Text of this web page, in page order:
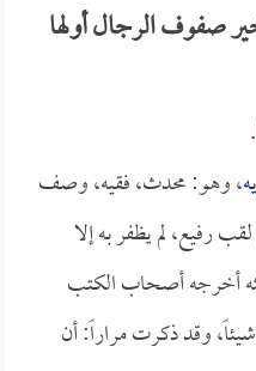
صفوف الرجال أولها
، وهو: محدث، فقيه، وصف
رفيع، لم يظفر به إلا
أخرجه أصحاب الكتب
شيئاً، وقد ذكرت مراراً: أن